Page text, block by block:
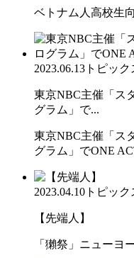
ベトナム人高校生
2023.06.13 トピック
東京NBC主催「ス
グラム」で...
東京NBC主催「ス
グラム」でONE
2023.04.10 トピック
【先端人】
「獺祭」ニューヨ